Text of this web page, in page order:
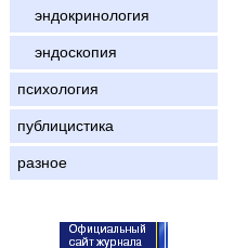
эндокринология
эндоскопия
психология
публицистика
разное